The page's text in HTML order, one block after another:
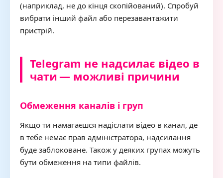
(наприклад, не до кінця скопійований). Спробуй
вибрати інший файл або перезавантажити
пристрій.
Telegram не надсилає відео в
чати — можливі причини
Обмеження каналів і груп
Якщо ти намагаєшся надіслати відео в канал, де
в тебе немає прав адміністратора, надсилання
буде заблоковане. Також у деяких групах можуть
бути обмеження на типи файлів.